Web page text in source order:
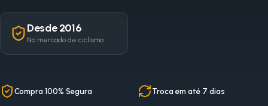
Desde 2016
No mercado de ciclismo
Compra 100% Segura Troca em até 7 dias